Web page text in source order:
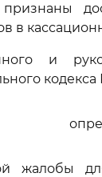
в
и
жалобы